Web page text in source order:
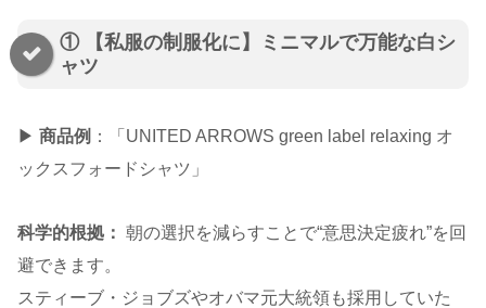
① 【私服の制服化に】ミニマルで万能な白シ
ャツ
▶ 商品例 ：「UNITED ARROWS green label relaxing オ
ックスフォードシャツ」
科学的根拠： 朝の選択を減らすことで“意思決定疲れ”を回
避できます。
スティーブ・ジョブズやオバマ元大統領も採用していた